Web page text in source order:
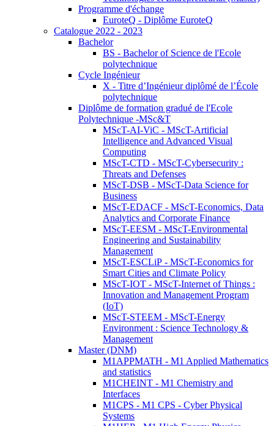
Programme d'échange
EuroteQ - Diplôme EuroteQ
Catalogue 2022 - 2023
Bachelor
BS - Bachelor of Science de l'Ecole
polytechnique
Cycle Ingénieur
X - Titre d’Ingénieur diplômé de l’École
polytechnique
Diplôme de formation gradué de l'Ecole
Polytechnique -MSc&T
MScT-AI-ViC - MScT-Artificial
Intelligence and Advanced Visual
Computing
MScT-CTD - MScT-Cybersecurity :
Threats and Defenses
MScT-DSB - MScT-Data Science for
Business
MScT-EDACF - MScT-Economics, Data
Analytics and Corporate Finance
MScT-EESM - MScT-Environmental
Engineering and Sustainability
Management
MScT-ESCLiP - MScT-Economics for
Smart Cities and Climate Policy
MScT-IOT - MScT-Internet of Things :
Innovation and Management Program
(IoT)
MScT-STEEM - MScT-Energy
Environment : Science Technology &
Management
Master (DNM)
M1APPMATH - M1 Applied Mathematics
and statistics
M1CHEINT - M1 Chemistry and
Interfaces
M1CPS - M1 CPS - Cyber Physical
Systems